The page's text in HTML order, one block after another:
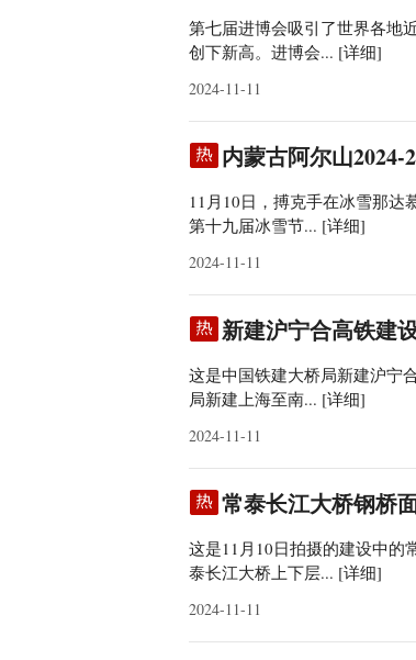
第七届进博会吸引了世界各地
创下新高。进博会... [详细]
2024-11-11
内蒙古阿尔山
11月10日，搏克手在冰雪那达
第十九届冰雪节... [详细]
2024-11-11
新建沪宁合高铁建
这是中国铁建大桥局新建沪宁
局新建上海至南... [详细]
2024-11-11
常泰长江大桥钢桥
这是11月10日拍摄的建设中的
泰长江大桥上下层... [详细]
2024-11-11